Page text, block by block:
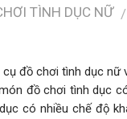
TÌNH DỤC NỮ /
cụ đồ chơi tình dục
đồ chơi tình dục
có nhiều chế độ